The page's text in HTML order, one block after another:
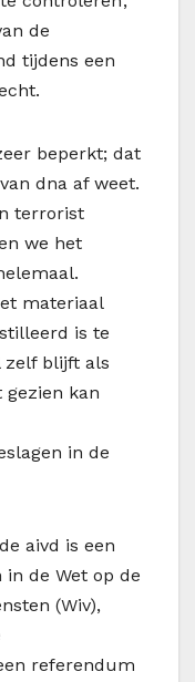
de
tijdens een
beperkt; dat
dna af weet.
terrorist
we het
materiaal
is te
zelf blijft als
kan
in de
aivd is een
in de Wet op de
(Wiv),
referendum